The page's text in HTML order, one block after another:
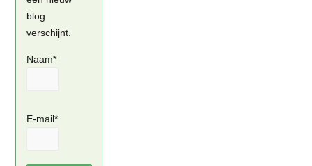
blog
verschijnt.
Naam*
E-mail*